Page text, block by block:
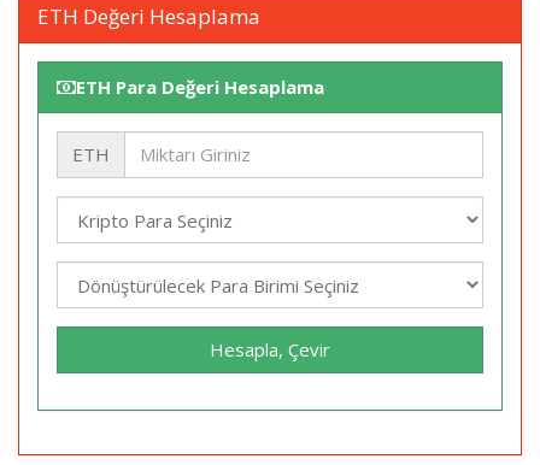
ETH Değeri Hesaplama
ETH Para Değeri Hesaplama
ETH
Hesapla, Çevir